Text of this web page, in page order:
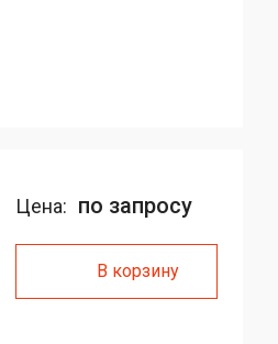
Цена: по запросу
В корзину